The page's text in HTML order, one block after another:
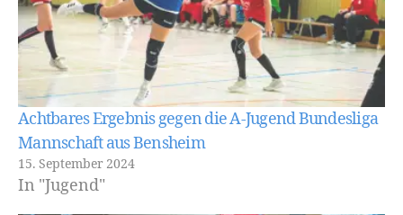
Achtbares Ergebnis gegen die A-Jugend Bundesliga
Mannschaft aus Bensheim
15. September 2024
In "Jugend"